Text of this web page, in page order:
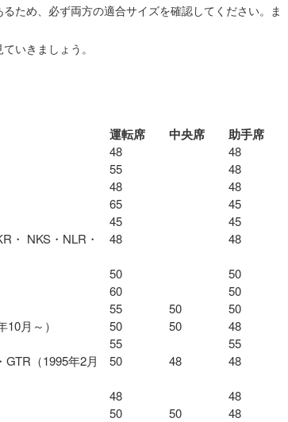
ため、必ず両方の適合サイズを確認してください。ま
いきましょう。
運転席 中央席 助手席
48
48
55
48
48
48
65
45
45
45
・ NKS・NLR・
48 48
50
50
60
50
55 50
50
月～）
50 50
48
55
55
（1995年2月
50 48 48
48
48
50 50 48